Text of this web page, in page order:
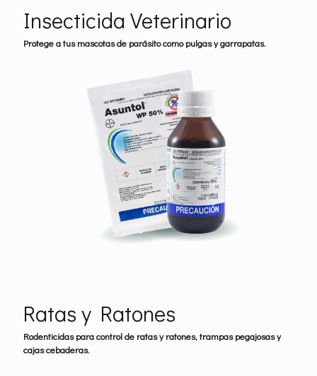
Insecticida Veterinario
Protege a tus mascotas de parásito como pulgas y garrapatas.
Ratas y Ratones
Rodenticidas para control de ratas y ratones, trampas pegajosas y
cajas cebaderas.